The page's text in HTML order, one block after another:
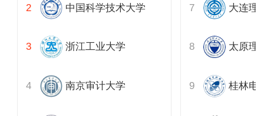
中国科学技术大学
浙江工业大学
南京审计大学
太原理
桂林电